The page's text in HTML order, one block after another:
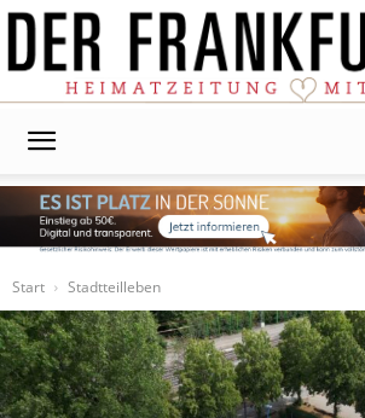
Start
Stadtteilleben